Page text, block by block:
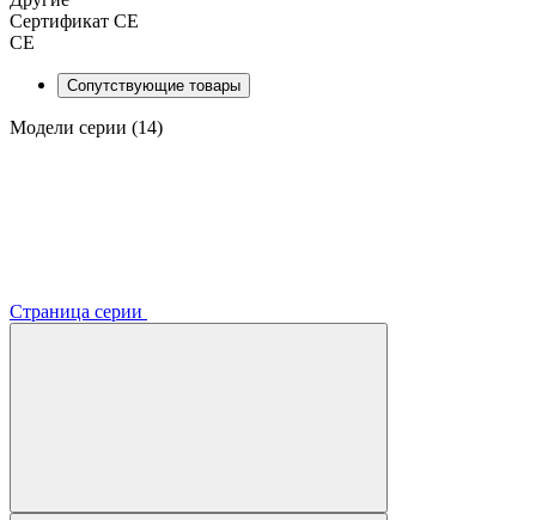
Сертификат CE
CE
Сопутствующие товары
Модели серии (14)
Страница серии